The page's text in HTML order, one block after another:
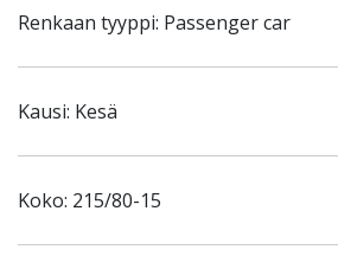
Renkaan tyyppi: Passenger car
Kausi: Kesä
Koko: 215/80-15